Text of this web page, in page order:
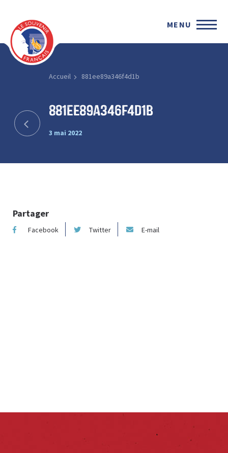
MENU
Accueil 881ee89a346f4d1b
881ee89a346f4d1b
3 mai 2022
Partager
Facebook Twitter E-mail